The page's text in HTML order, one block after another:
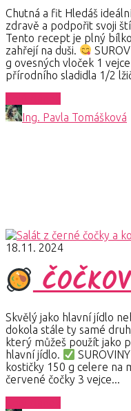
Chutná a fit Hledáš
zdravě a podpořit svoji
Tento recept je plný
zahřejí na duši.
g ovesných vloček 1
přírodního sladidla 1/2
Ing. Pavla Tomášková
18.11. 2024
Skvělý jako hlavní jídlo
dokola stále ty samé
který můžeš použít jako
hlavní jídlo.
kostičky 150 g celere na
červené čočky 3 vejce...